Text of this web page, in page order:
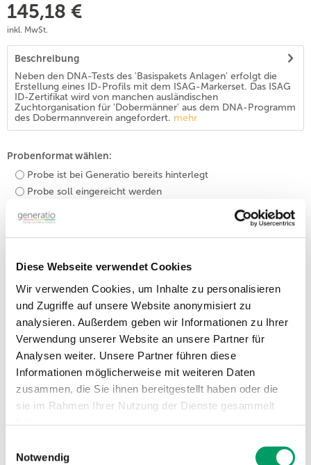
Diese Webseite verwendet Cookies
Wir verwenden Cookies, um Inhalte zu personalisieren
und Zugriffe auf unsere Website anonymisiert zu
analysieren. Außerdem geben wir Informationen zu Ihrer
Verwendung unserer Website an unsere Partner für
Analysen weiter. Unsere Partner führen diese
Informationen möglicherweise mit weiteren Daten
zusammen, die Sie ihnen bereitgestellt haben oder die
sie im Rahmen Ihrer Nutzung der Dienste gesammelt
Impressum
Notwendig
145,18 €
inkl. MwSt.
Beschreibung
Neben den DNA-Tests des 'Basispakets Anlagen' erfolgt die
Erstellung eines ID-Profils mit dem ISAG-Markerset. Das ISAG
ID-Zertifikat wird von manchen ausländischen
Zuchtorganisation für 'Dobermänner' aus dem DNA-Programm
des Dobermannverein angefordert. mehr
Probenformat wählen:
Probe ist bei Generatio bereits hinterlegt
Probe soll eingereicht werden
Tierzuordnung:
Bitte geben Sie den Namen Ihres Tieres ein.
In den Warenkorb
Klassifikation:
Typ: Kombinationen
Tierart: Hund